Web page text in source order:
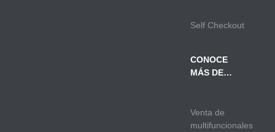
Self Checkout
CONOCE
MÁS DE…
Venta de
multifuncionales